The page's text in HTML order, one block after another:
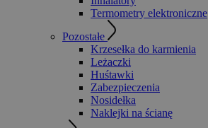
Termometry elektroniczne
Pozostałe
Krzesełka do karmienia
Leżaczki
Huśtawki
Zabezpieczenia
Nosidełka
Naklejki na ścianę